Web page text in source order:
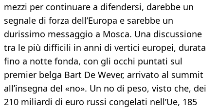
mezzi per continuare a difendersi, darebbe un
segnale di forza dell’Europa e sarebbe un
durissimo messaggio a Mosca. Una discussione
tra le più difficili in anni di vertici europei, durata
fino a notte fonda, con gli occhi puntati sul
premier belga Bart De Wever, arrivato al summit
all’insegna del «no». Un no di peso, visto che, dei
210 miliardi di euro russi congelati nell’Ue, 185